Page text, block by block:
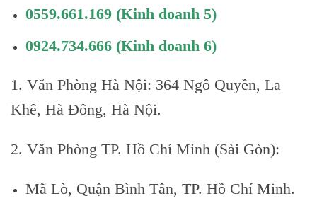
0559.661.169(Kinh doanh 5)
0924.734.666(Kinh doanh 6)
1. Văn Phòng Hà Nội: 364 Ngô Quyền, La
Khê, Hà Đông, Hà Nội.
2. Văn Phòng TP. Hồ Chí Minh (Sài Gòn):
Mã Lò, Quận Bình Tân, TP. Hồ Chí Minh.